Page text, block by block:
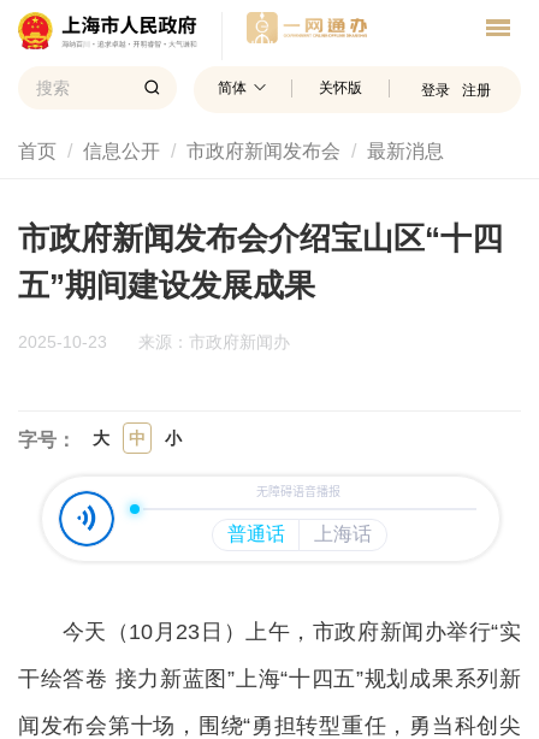
简体 关怀版 登录 注册
首页 信息公开 市政府新闻发布会 最新消息
市政府新闻发布会介绍宝山区“十四
五”期间建设发展成果
2025-10-23 来源：市政府新闻办
字号： 大 中 小
今天（10月23日）上午，市政府新闻办举行“实
干绘答卷 接力新蓝图”上海“十四五”规划成果系列新
闻发布会第十场，围绕“勇担转型重任，勇当科创尖